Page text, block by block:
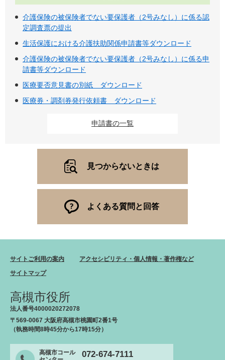
介護保険の被保険者でない要保護者（2号みなし）に係る認
定調査票の提出
生活保護における介護扶助関係申請書等ダウンロード
介護保険の被保険者でない要保護者（2号みなし）に係る申
請書等ダウンロード
医療要否意見書の別紙 ダウンロード
医療券・調剤券発行依頼書 ダウンロード
申請書の一覧
見つからないときは
よくある質問と回答
サイトご利用の案内
アクセシビリティ・個人情報・著作権など
サイトマップ
高槻市役所
法人番号4000020272078
〒569-0067 大阪府高槻市桃園町2番1号
（執務時間8時45分から17時15分）
高槻市コール
072-674-7111